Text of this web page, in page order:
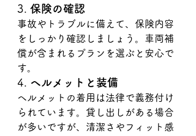
3. 保険の確認
事故やトラブルに備えて、保険内容
をしっかり確認しましょう。車両補
償が含まれるプランを選ぶと安心で
す。
4. ヘルメットと装備
ヘルメットの着用は法律で義務付け
られています。貸し出しがある場合
が多いですが、清潔さやフィット感